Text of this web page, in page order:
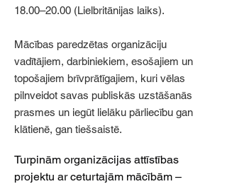
18.00–20.00 (Lielbritānijas laiks).
Mācības paredzētas organizāciju
vadītājiem, darbiniekiem, esošajiem un
topošajiem brīvprātīgajiem, kuri vēlas
pilnveidot savas publiskās uzstāšanās
prasmes un iegūt lielāku pārliecību gan
klātienē, gan tiešsaistē.
Turpinām organizācijas attīstības
projektu ar ceturtajām mācībām –